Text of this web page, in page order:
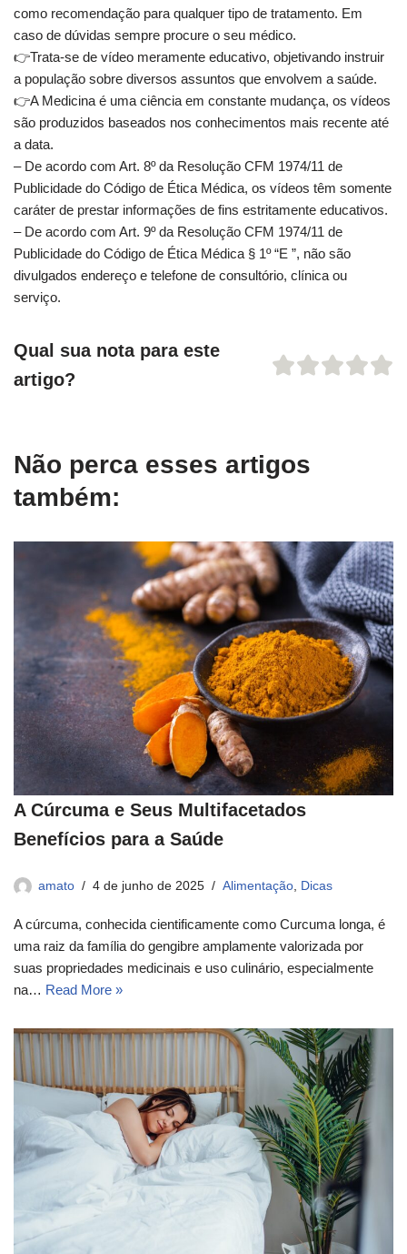
como recomendação para qualquer tipo de tratamento. Em
caso de dúvidas sempre procure o seu médico.
👉️Trata-se de vídeo meramente educativo, objetivando instruir
a população sobre diversos assuntos que envolvem a saúde.
👉️A Medicina é uma ciência em constante mudança, os vídeos
são produzidos baseados nos conhecimentos mais recente até
a data.
– De acordo com Art. 8º da Resolução CFM 1974/11 de
Publicidade do Código de Ética Médica, os vídeos têm somente
caráter de prestar informações de fins estritamente educativos.
– De acordo com Art. 9º da Resolução CFM 1974/11 de
Publicidade do Código de Ética Médica § 1º “E ”, não são
divulgados endereço e telefone de consultório, clínica ou
serviço.
Qual sua nota para este
artigo?
Não perca esses artigos
também:
A Cúrcuma e Seus Multifacetados
Benefícios para a Saúde
amato 4 de junho de 2025 Alimentação Dicas
A cúrcuma, conhecida cientificamente como Curcuma longa, é
uma raiz da família do gengibre amplamente valorizada por
suas propriedades medicinais e uso culinário, especialmente
na… Read More »